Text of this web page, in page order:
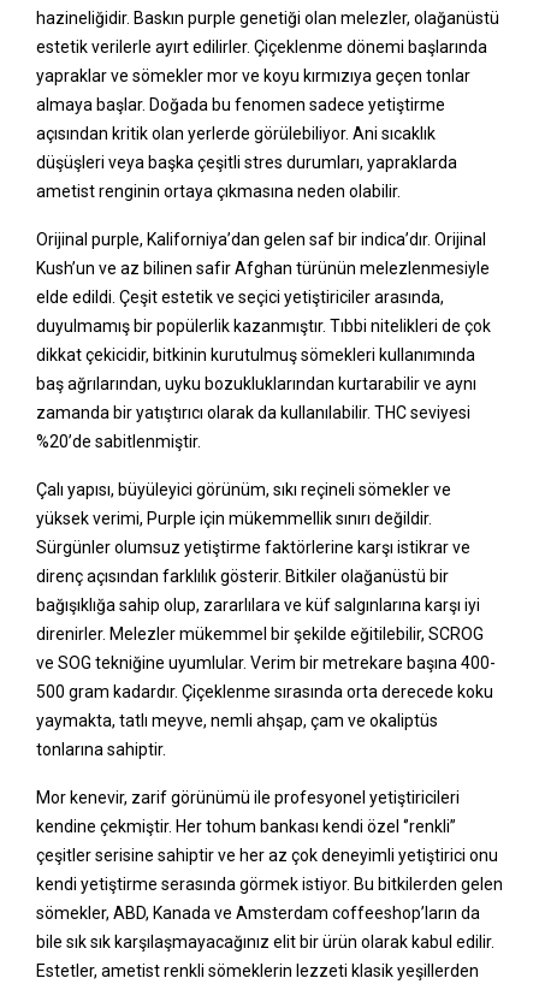
hazineliğidir. Baskın purple genetiği olan melezler, olağanüstü
estetik verilerle ayırt edilirler. Çiçeklenme dönemi başlarında
yapraklar ve sömekler mor ve koyu kırmızıya geçen tonlar
almaya başlar. Doğada bu fenomen sadece yetiştirme
açısından kritik olan yerlerde görülebiliyor. Ani sıcaklık
düşüşleri veya başka çeşitli stres durumları, yapraklarda
ametist renginin ortaya çıkmasına neden olabilir.
Orijinal purple, Kaliforniya’dan gelen saf bir indica’dır. Orijinal
Kush’un ve az bilinen safir Afghan türünün melezlenmesiyle
elde edildi. Çeşit estetik ve seçici yetiştiriciler arasında,
duyulmamış bir popülerlik kazanmıştır. Tıbbi nitelikleri de çok
dikkat çekicidir, bitkinin kurutulmuş sömekleri kullanımında
baş ağrılarından, uyku bozukluklarından kurtarabilir ve aynı
zamanda bir yatıştırıcı olarak da kullanılabilir. THC seviyesi
%20’de sabitlenmiştir.
Çalı yapısı, büyüleyici görünüm, sıkı reçineli sömekler ve
yüksek verimi, Purple için mükemmellik sınırı değildir.
Sürgünler olumsuz yetiştirme faktörlerine karşı istikrar ve
direnç açısından farklılık gösterir. Bitkiler olağanüstü bir
bağışıklığa sahip olup, zararlılara ve küf salgınlarına karşı iyi
direnirler. Melezler mükemmel bir şekilde eğitilebilir, SCROG
ve SOG tekniğine uyumlular. Verim bir metrekare başına 400-
500 gram kadardır. Çiçeklenme sırasında orta derecede koku
yaymakta, tatlı meyve, nemli ahşap, çam ve okaliptüs
tonlarına sahiptir.
Mor kenevir, zarif görünümü ile profesyonel yetiştiricileri
kendine çekmiştir. Her tohum bankası kendi özel ‘’renkli’’
çeşitler serisine sahiptir ve her az çok deneyimli yetiştirici onu
kendi yetiştirme serasında görmek istiyor. Bu bitkilerden gelen
sömekler, ABD, Kanada ve Amsterdam coffeeshop’ların da
bile sık sık karşılaşmayacağınız elit bir ürün olarak kabul edilir.
Estetler, ametist renkli sömeklerin lezzeti klasik yeşillerden